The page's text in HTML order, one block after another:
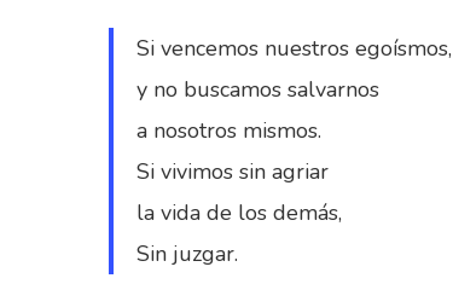
Si vencemos nuestros egoísmos,
y no buscamos salvarnos
a nosotros mismos.
Si vivimos sin agriar
la vida de los demás,
Sin juzgar.